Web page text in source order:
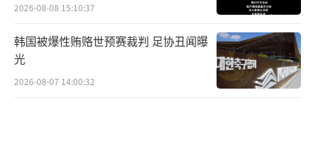
2026-08-08 15:10:37
韩国被爆性贿赂世预赛裁判 足协丑闻曝
光
2026-08-07 14:00:32